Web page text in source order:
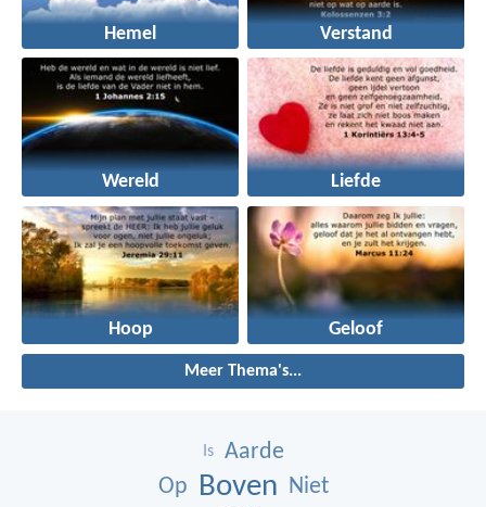
Hemel Verstand
Wereld Liefde
Hoop Geloof
Meer Thema's...
Is
Aarde
Op Boven Niet